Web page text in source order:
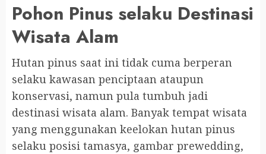
Pohon Pinus selaku Destinasi
Wisata Alam
Hutan pinus saat ini tidak cuma berperan
selaku kawasan penciptaan ataupun
konservasi, namun pula tumbuh jadi
destinasi wisata alam. Banyak tempat wisata
yang menggunakan keelokan hutan pinus
selaku posisi tamasya, gambar prewedding,